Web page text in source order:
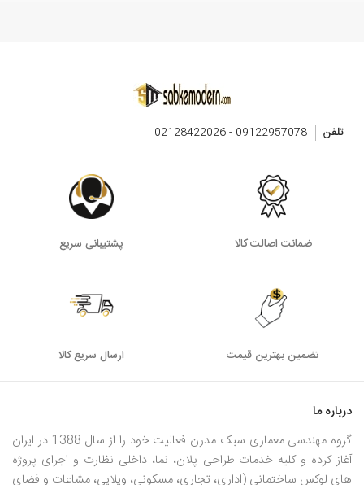
تلفن 09122957078 - 02128422026
ضمانت اصالت کالا پشتیبانی سریع
تضمین بهترین قیمت ارسال سریع کالا
درباره ما
گروه مهندسی معماری سبک مدرن فعالیت خود را از سال 1388 در ایران
آغاز کرده و کلیه خدمات طراحی پلان، نما، داخلی نظارت و اجرای پروژه
های لوکس ساختمانی (اداری، تجاری، مسکونی، ویلایی، مشاعات و فضای